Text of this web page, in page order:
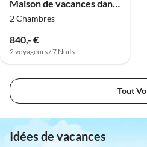
2 Chambres
840,- €
2 voyageurs / 7 Nuits
Tout
Idées de vacances